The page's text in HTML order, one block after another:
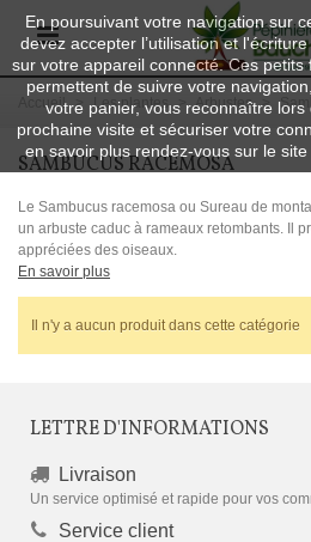
En poursuivant votre navigation sur
devez accepter l’utilisation et
sur votre appareil connecté. Ces petits
permettent de suivre votre
votre panier, vous reconnaître lors
prochaine visite et sécuriser votre
en savoir plus rendez-vous sur le site
Accueil > Les plantes > Arbustes >
SAMBUCUS RACEMOSA
Le Sambucus racemosa ou Sureau de
un arbuste caduc à rameaux retombants. Il
appréciées des oiseaux.
En savoir plus
Il n'y a aucun produit dans cette catégorie
LETTRE D'INFORMATIONS
Livraison
Un service optimisé et rapide pour vos
Service client